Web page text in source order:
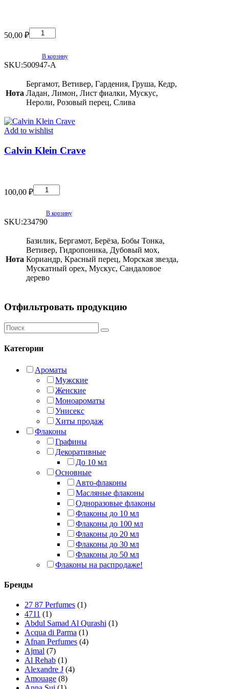
50,00 ₽
Klein
Downtown
В корзину
SKU:500947-A
Нота
Бергамот, Ветивер, Гардения, Груша, Кедр,
Ладан, Лимон, Лист фиалки, Мускус,
Нероли, Розовый перец, Слива
Add to wishlist
Calvin Klein Crave
100,00 ₽
Klein
Crave
В корзину
SKU:234790
Нота
Базилик, Бергамот, Берёза, Бобы Тонка,
Ветивер, Гидропоника, Дубовый мох,
Кориандр, Красный перец, Морская звезда,
Мускатный орех, Мускус, Сандаловое
дерево
Отфильтровать продукцию
Категории
Ароматы
Мужские
Женские
Моноароматы
Унисекс
Хиты продаж
Флаконы
Графины
Декоративные
До 10 мл
Основные
Авто-флаконы
Масляные флаконы
Одноразовые флаконы
Флаконы до 10 мл
Флаконы до 100 мл
Флаконы до 20 мл
Флаконы до 30 мл
Флаконы до 50 мл
Флаконы на распродаже!
Бренды
27 87 Perfumes (1)
4711 (1)
Abdul Samad Al Qurashi (1)
Acqua di Parma (1)
Afnan Perfumes (4)
Ajmal (7)
Al Rehab (1)
Alexandre J (4)
Amouage (8)